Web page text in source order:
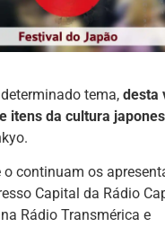
tema,desta
itens da cultura
continuam os
Capital da Rádio
Rádio Transmérica e